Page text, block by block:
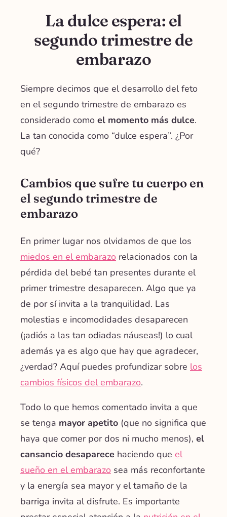
La dulce espera: el
segundo trimestre de
embarazo
Siempre decimos que el desarrollo del feto
en el segundo trimestre de embarazo es
considerado como el momento más dulce.
La tan conocida como “dulce espera”. ¿Por
qué?
Cambios que sufre tu cuerpo en
el segundo trimestre de
embarazo
En primer lugar nos olvidamos de que los
miedos en el embarazo relacionados con la
pérdida del bebé tan presentes durante el
primer trimestre desaparecen. Algo que ya
de por sí invita a la tranquilidad. Las
molestias e incomodidades desaparecen
(¡adiós a las tan odiadas náuseas!) lo cual
además ya es algo que hay que agradecer,
¿verdad? Aquí puedes profundizar sobre los
cambios físicos del embarazo.
Todo lo que hemos comentado invita a que
se tenga mayor apetito (que no significa que
haya que comer por dos ni mucho menos), el
cansancio desaparece haciendo que el
sueño en el embarazo sea más reconfortante
y la energía sea mayor y el tamaño de la
barriga invita al disfrute. Es importante